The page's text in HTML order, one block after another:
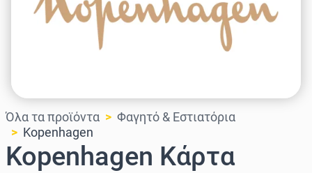
Όλα τα προϊόντα
Φαγητό & Εστιατόρια
Kopenhagen
Kopenhagen Κάρτα